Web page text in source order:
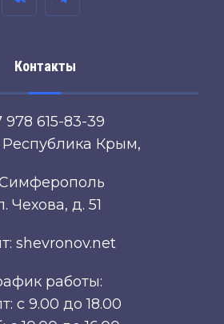
Контакты
978 615-83-39
Крым,
Симферополь
Чехова, д. 51
shevronov.net
работы:
с 9.00 до 18.00